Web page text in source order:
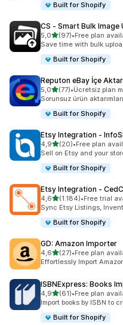
Built for Shopify
CS ‑ Smart Bulk Image
5,05 yıldız üzerinden
(97)
toplam 97 değerlendirme
•Free plan
Save time with bulk
Built for Shopify
Reputon eBay İçe
5,05 yıldız üzerinden
(77)
toplam 77 değerlendirme
•Ücretsiz plan
Sorunsuz ürün
Built for Shopify
Etsy Integration ‑
4,95 yıldız üzerinden
(20)
toplam 20 değerlendirme
•Free plan
Sell on Etsy and your
Built for Shopify
Etsy Integration ‑
4,65 yıldız üzerinden
(1.184)
toplam 1184•Free trial
Sync Etsy Listings,
Built for Shopify
GD: Amazon Importer
4,65 yıldız üzerinden
(27)
toplam 27 değerlendirme
•Free plan
Effortlessly Import
ISBNExpress: Books
4,95 yıldız üzerinden
(61)
toplam 61 değerlendirme
•Free plan
Import books by ISBN to
Built for Shopify